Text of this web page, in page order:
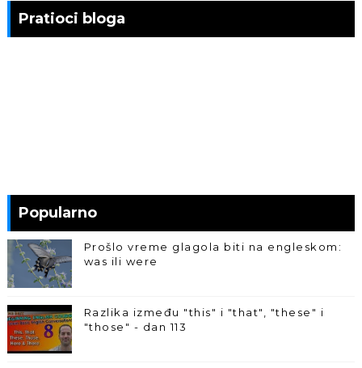
Pratioci bloga
Popularno
Prošlo vreme glagola biti na engleskom:
was ili were
Razlika između "this" i "that", "these" i
"those" - dan 113